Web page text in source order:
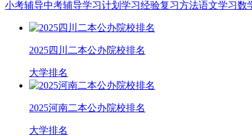
小考辅导中考辅导学习计划 学习经验复习方法语文学习数
2025四川二本公办院校排名
大学排名
2025河南二本公办院校排名
大学排名